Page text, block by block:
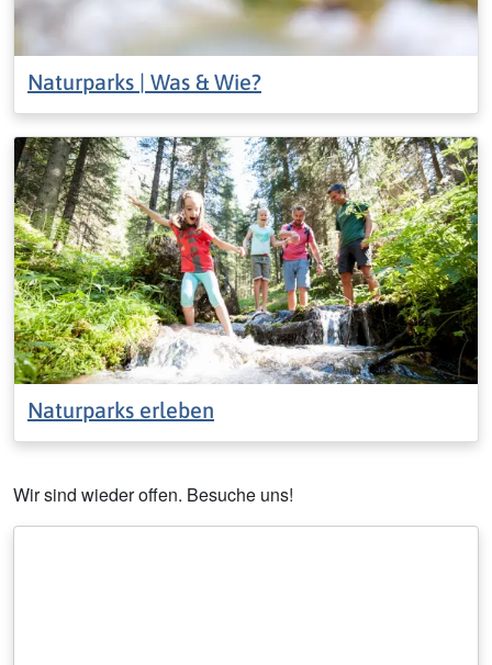
Naturparks | Was & Wie?
Naturparks erleben
Wir sind wieder offen. Besuche uns!